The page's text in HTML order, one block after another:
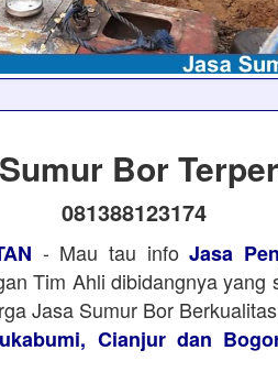
Bor
081388123174
- Mau tau infoJasa
Tim Ahli dibidangnya yang
Jasa Sumur Bor
Cianjur dan